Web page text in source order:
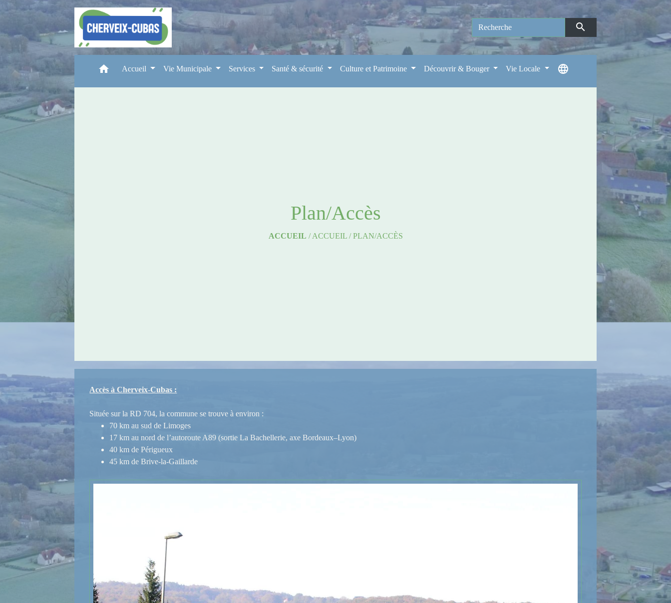
search
home Accueil Vie Municipale Services Santé & sécurité Culture et Patrimoine Découvrir & Bouger Vie Locale language
Plan/Accès
ACCUEIL /ACCUEIL/PLAN/ACCÈS
Accès à Cherveix-Cubas :
Située sur la RD 704, la commune se trouve à environ :
70 km au sud de Limoges
17 km au nord de l’autoroute A89 (sortie La Bachellerie, axe Bordeaux–Lyon)
40 km de Périgueux
45 km de Brive-la-Gaillarde